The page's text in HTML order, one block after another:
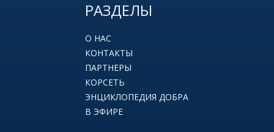
РАЗДЕЛЫ
О НАС
КОНТАКТЫ
ПАРТНЕРЫ
КОРСЕТЬ
ЭНЦИКЛОПЕДИЯ ДОБРА
В ЭФИРЕ